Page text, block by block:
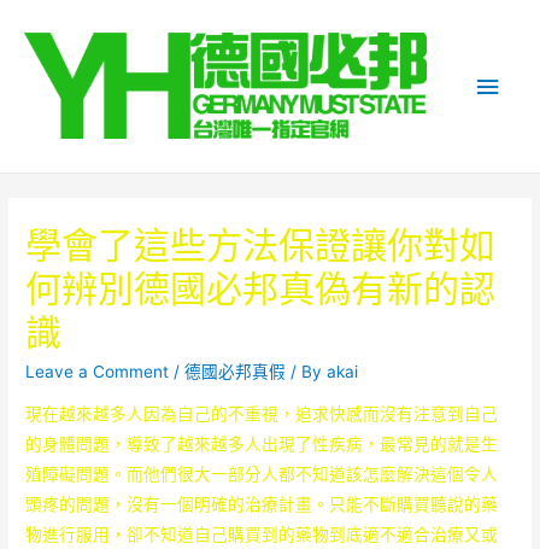
Main
學會了這些方法保證讓你對如
何辨別德國必邦真偽有新的認
識
Leave a Comment /德國必邦真假 / Byakai
現在越來越多人因為自己的不重視，追求快感而沒有注意到自己
的身體問題，導致了越來越多人出現了性疾病，最常見的就是生
殖障礙問題。而他們很大一部分人都不知道該怎麼解決這個令人
頭疼的問題，沒有一個明確的治療計畫。只能不斷購買聽說的藥
物進行服用，卻不知道自己購買到的藥物到底適不適合治療又或